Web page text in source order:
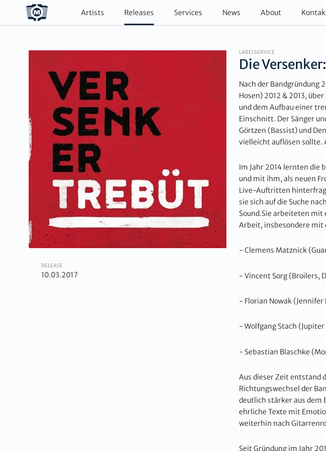
Artists Releases Services News About
RELEASE
10.03.2017
LABELSERVICE
Die
Nach der Bandgründung
Hosen) 2012 & 2013,
und dem Aufbau einer
Einschnitt. Der Sänger
Görtzen (Bassist) und
vielleicht auflösen sollte.
Im Jahr 2014 lernten die
und mit ihm, als neuen
Live-Auftritten
sie sich auf die Suche
Sound.Sie arbeiteten
Arbeit, insbesondere
- Clemens Matznick
- Vincent Sorg (Broilers,
- Florian Nowak
- Wolfgang Stach (Jupiter
- Sebastian Blaschke
Aus dieser Zeit entstand
Richtungswechsel der
deutlich stärker aus dem
ehrliche Texte mit
weiterhin nach
Seit Gründung im Jahr